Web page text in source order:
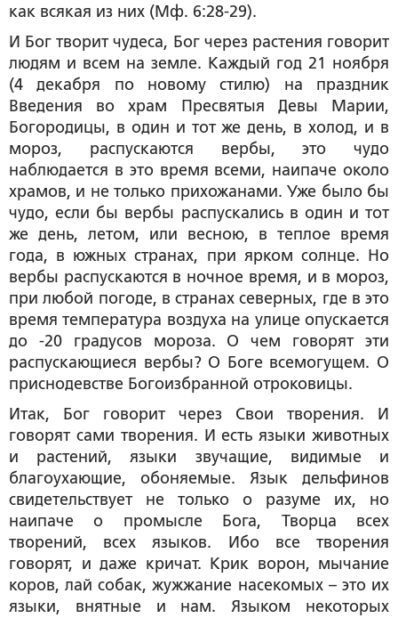
как всякая из них (Мф. 6:28-29).
И Бог творит чудеса, Бог через растения говорит
людям и всем на земле. Каждый год 21 ноября
(4 декабря по новому стилю) на праздник
Введения во храм Пресвятыя Девы Марии,
Богородицы, в один и тот же день, в холод, и в
мороз, распускаются вербы, это чудо
наблюдается в это время всеми, наипаче около
храмов, и не только прихожанами. Уже было бы
чудо, если бы вербы распускались в один и тот
же день, летом, или весною, в теплое время
года, в южных странах, при ярком солнце. Но
вербы распускаются в ночное время, и в мороз,
при любой погоде, в странах северных, где в это
время температура воздуха на улице опускается
до -20 градусов мороза. О чем говорят эти
распускающиеся вербы? О Боге всемогущем. О
приснодевстве Богоизбранной отроковицы.
Итак, Бог говорит через Свои творения. И
говорят сами творения. И есть языки животных
и растений, языки звучащие, видимые и
благоухающие, обоняемые. Язык дельфинов
свидетельствует не только о разуме их, но
наипаче о промысле Бога, Творца всех
творений, всех языков. Ибо все творения
говорят, и даже кричат. Крик ворон, мычание
коров, лай собак, жужжание насекомых – это их
языки, внятные и нам. Языком некоторых